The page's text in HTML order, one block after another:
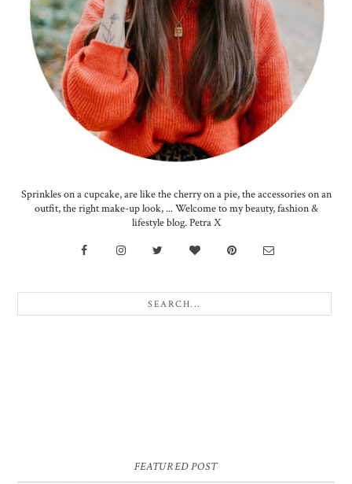
Sprinkles on a cupcake, are like the cherry on a pie, the accessories on an
outfit, the right make-up look, ... Welcome to my beauty, fashion &
lifestyle blog. Petra X
FEATURED POST